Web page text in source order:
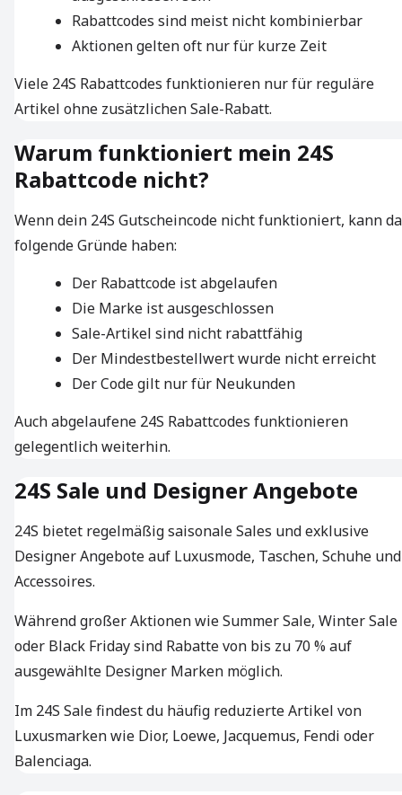
Rabattcodes sind meist nicht kombinierbar
Aktionen gelten oft nur für kurze Zeit
Viele 24S Rabattcodes funktionieren nur für reguläre
Artikel ohne zusätzlichen Sale-Rabatt.
Warum funktioniert mein 24S
Rabattcode nicht?
Wenn dein 24S Gutscheincode nicht funktioniert, kann
folgende Gründe haben:
Der Rabattcode ist abgelaufen
Die Marke ist ausgeschlossen
Sale-Artikel sind nicht rabattfähig
Der Mindestbestellwert wurde nicht erreicht
Der Code gilt nur für Neukunden
Auch abgelaufene 24S Rabattcodes funktionieren
gelegentlich weiterhin.
24S Sale und Designer Angebote
24S bietet regelmäßig saisonale Sales und exklusive
Designer Angebote auf Luxusmode, Taschen, Schuhe und
Accessoires.
Während großer Aktionen wie Summer Sale, Winter Sale
oder Black Friday sind Rabatte von bis zu 70 % auf
ausgewählte Designer Marken möglich.
Im 24S Sale findest du häufig reduzierte Artikel von
Luxusmarken wie Dior, Loewe, Jacquemus, Fendi oder
Balenciaga.